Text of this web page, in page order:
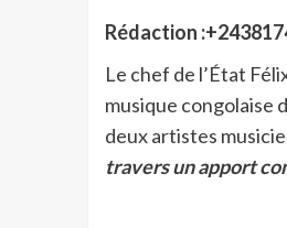
Rédaction
Le chef de l’État
musique congolaise
deux artistes
travers un apport